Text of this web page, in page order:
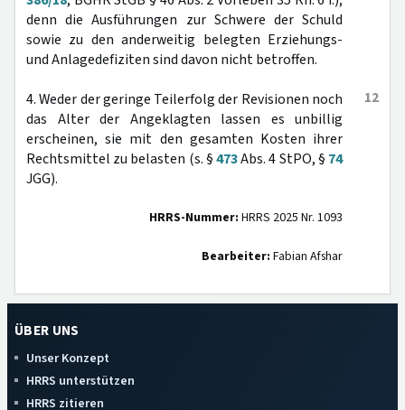
denn die Ausführungen zur Schwere der Schuld
sowie zu den anderweitig belegten Erziehungs-
und Anlagedefiziten sind davon nicht betroffen.
12
4. Weder der geringe Teilerfolg der Revisionen noch
das Alter der Angeklagten lassen es unbillig
erscheinen, sie mit den gesamten Kosten ihrer
Rechtsmittel zu belasten (s. §473Abs. 4 StPO, § 74
JGG).
HRRS-Nummer: HRRS 2025 Nr. 1093
Bearbeiter: Fabian Afshar
ÜBER UNS
Unser Konzept
HRRS unterstützen
HRRS zitieren